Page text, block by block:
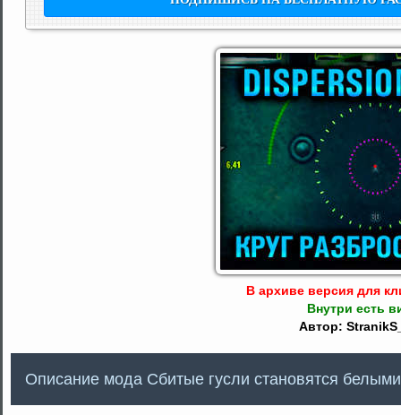
В архиве версия для
Внутри есть
Автор:
Описание мода Сбитые гусли становятся белыми